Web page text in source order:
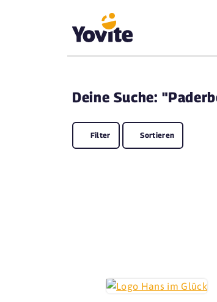
Deine Suche:
Filter Sortieren